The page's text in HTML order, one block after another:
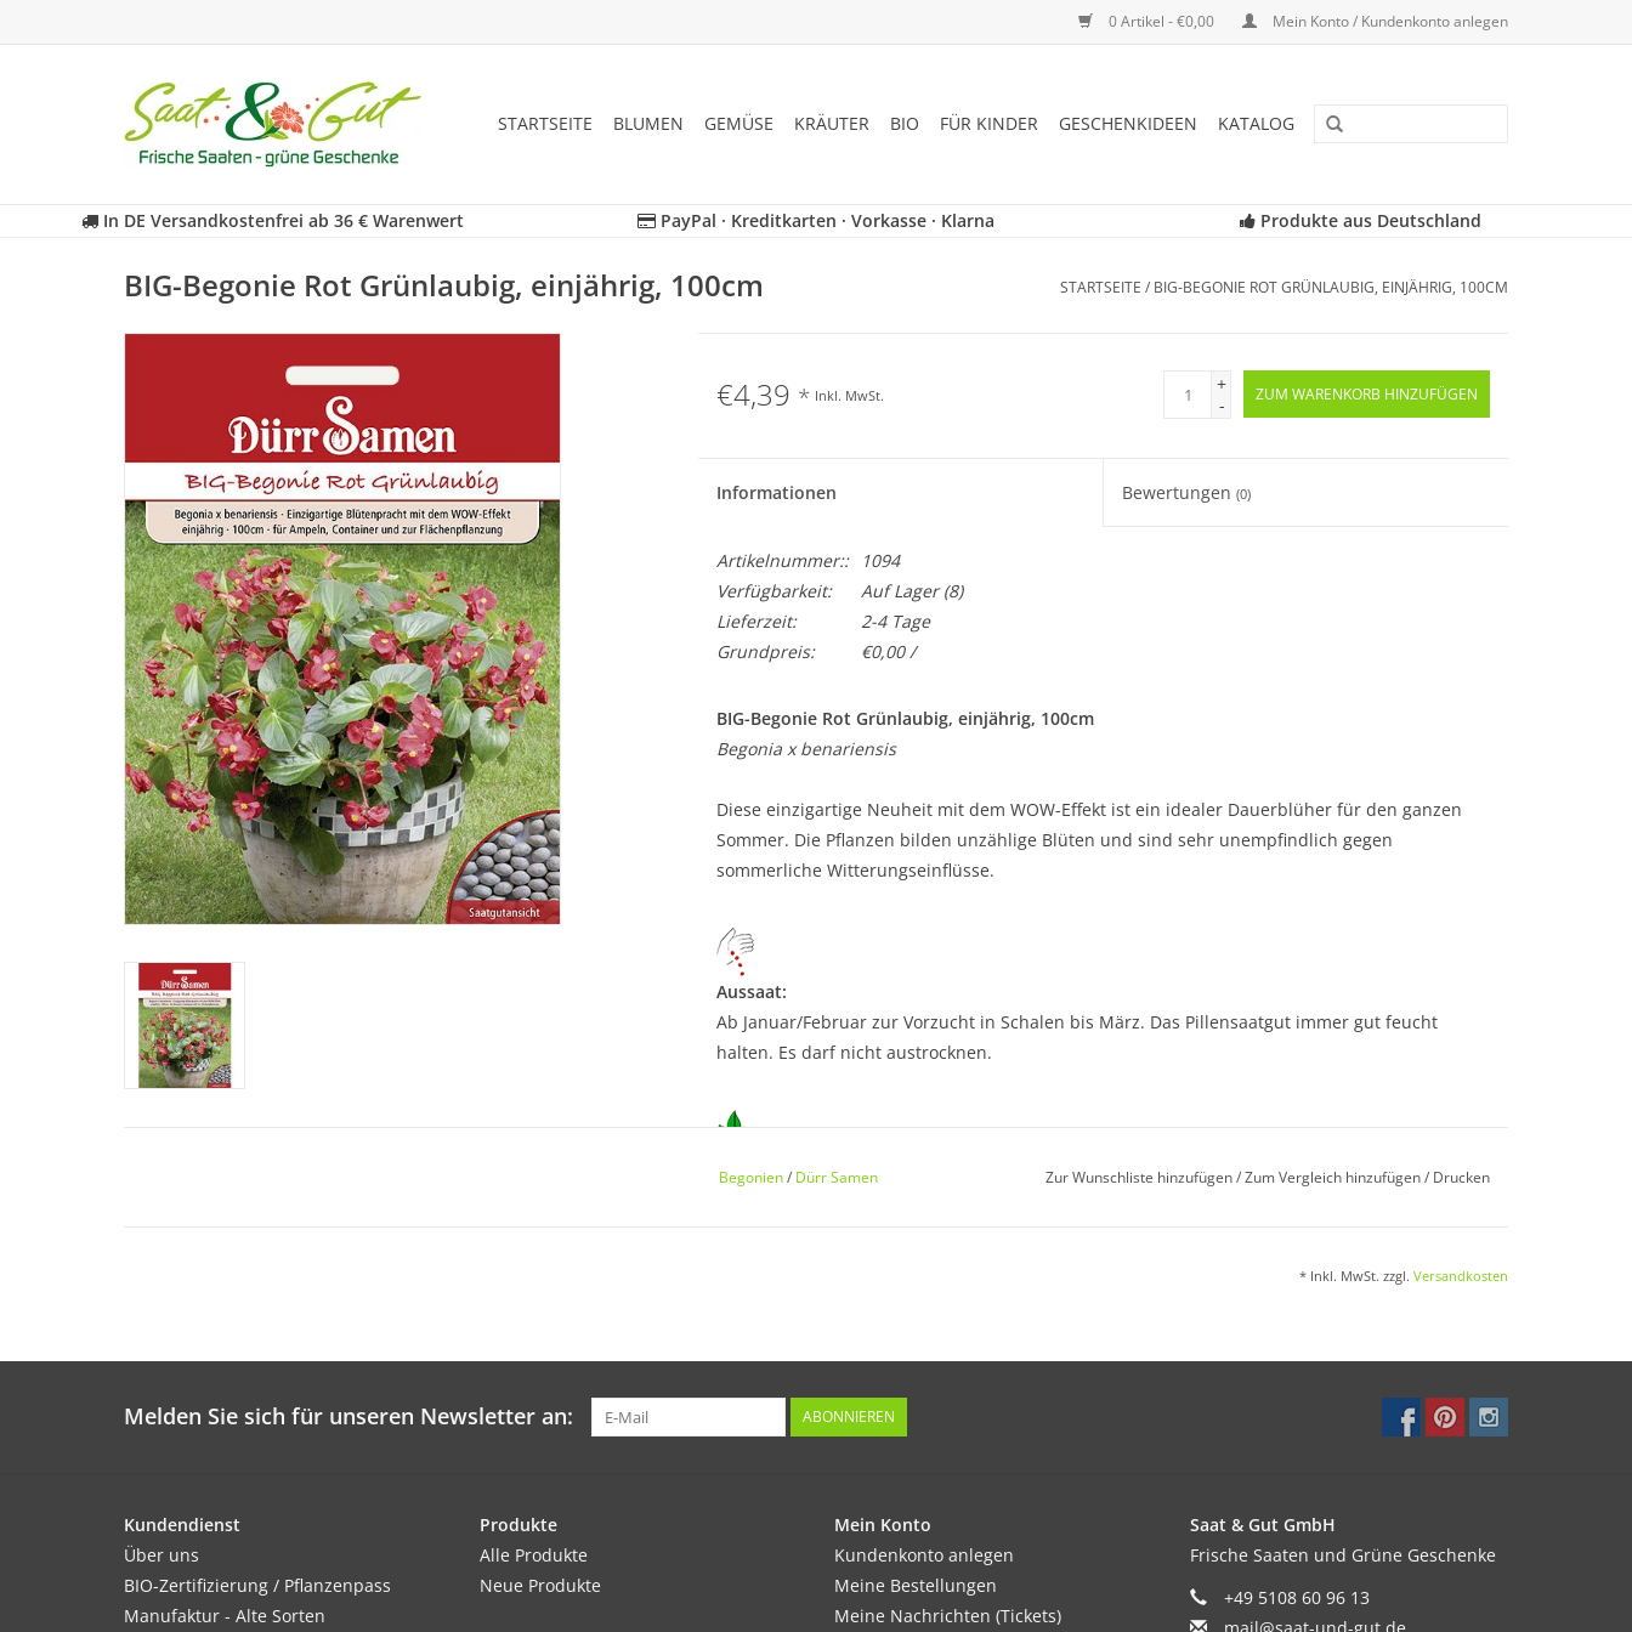
0 Artikel - €0,00 Mein Konto / Kundenkonto anlegen
STARTSEITE BLUMEN GEMÜSE KRÄUTER BIO FÜR KINDER GESCHENKIDEEN KATALOG
In DE Versandkostenfrei ab 36 € Warenwert PayPal · Kreditkarten · Vorkasse · Klarna Produkte aus Deutschland
BIG-Begonie Rot Grünlaubig, einjährig, 100cm STARTSEITE / BIG-BEGONIE ROT GRÜNLAUBIG, EINJÄHRIG, 100CM
€4,39 * Inkl. MwSt.
+
-
ZUM WARENKORB HINZUFÜGEN
Informationen Bewertungen(0)
Artikelnummer::
1094
Verfügbarkeit:
Auf Lager(8)
Lieferzeit:
2-4 Tage
Grundpreis:
€0,00 /
BIG-Begonie Rot Grünlaubig, einjährig, 100cm
Begonia x benariensis
Diese einzigartige Neuheit mit dem WOW-Effekt ist ein idealer Dauerblüher für den ganzen
Sommer. Die Pflanzen bilden unzählige Blüten und sind sehr unempfindlich gegen
sommerliche Witterungseinflüsse.
Aussaat:
Ab Januar/Februar zur Vorzucht in Schalen bis März. Das Pillensaatgut immer gut feucht
halten. Es darf nicht austrocknen.
Begonien lieben nährstoffreichen, humosen Boden und sonnigen bis halbschattigen Standort.
Begonien/ Dürr Samen Zur Wunschliste hinzufügen/Zum Vergleich hinzufügen/ Drucken
* Inkl. MwSt. zzgl. Versandkosten
Melden Sie sich für unseren Newsletter an: ABONNIEREN
Kundendienst
Über uns
BIO-Zertifizierung / Pflanzenpass
Manufaktur - Alte Sorten
Produkte
Alle Produkte
Neue Produkte
Mein Konto
Kundenkonto anlegen
Meine Bestellungen
Meine Nachrichten (Tickets)
Saat & Gut GmbH
Frische Saaten und Grüne Geschenke
+49 5108 60 96 13